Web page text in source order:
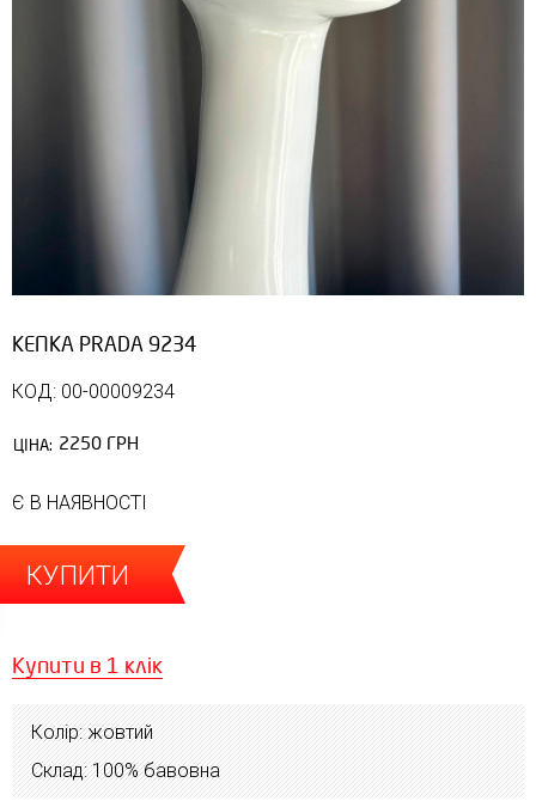
КЕПКА PRADA 9234
КОД: 00-00009234
ЦІНА: 2250 ГРН
Є В НАЯВНОСТІ
КУПИТИ
Купити в 1 клік
Колір: жовтий
Склад: 100% бавовна